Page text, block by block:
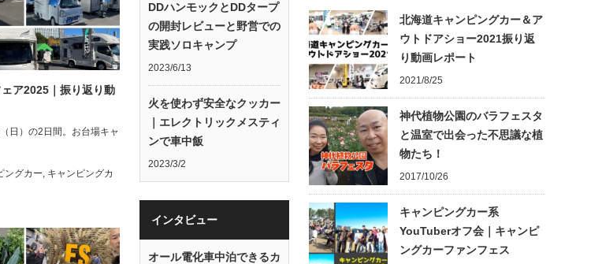
ア2025｜振り返り動
日）の2日間。お台場キャ
ングカー, キャンピングカ
DDハンモックとDDタープ
の開封レビューと野営での
実践ソロキャンプ
2023/6/13
火を使わず安全なクッカー
｜エレクトリックメスティ
ンで車中飯
2023/3/2
インタビュー
オール電化車中泊できるカ
北海道キャンピングカー＆ア
ウトドアショー2021振り返
り動画レポート
2021/8/25
神代植物公園のバラフェスタ
と温室で出会った不思議な植
物たち！
2017/10/26
キャンピングカー系
YouTuberオフ会｜キャンピ
ングカーファンフェス